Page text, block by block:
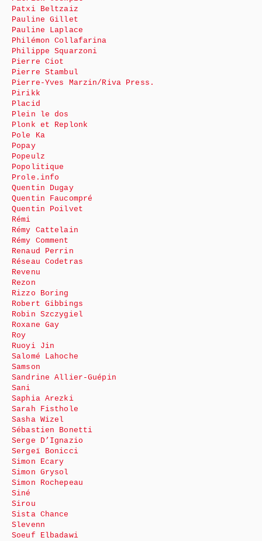
Patxi Beltzaiz
Pauline Gillet
Pauline Laplace
Philémon Collafarina
Philippe Squarzoni
Pierre Ciot
Pierre Stambul
Pierre-Yves Marzin/Riva Press.
Pirikk
Placid
Plein le dos
Plonk et Replonk
Pole Ka
Popay
Popeulz
Popolitique
Prole.info
Quentin Dugay
Quentin Faucompré
Quentin Poilvet
Rémi
Rémy Cattelain
Rémy Comment
Renaud Perrin
Réseau Codetras
Revenu
Rezon
Rizzo Boring
Robert Gibbings
Robin Szczygiel
Roxane Gay
Roy
Ruoyi Jin
Salomé Lahoche
Samson
Sandrine Allier-Guépin
Sani
Saphia Arezki
Sarah Fisthole
Sasha Wizel
Sébastien Bonetti
Serge D’Ignazio
Sergeï Bonicci
Simon Ecary
Simon Grysol
Simon Rochepeau
Siné
Sirou
Sista Chance
Slevenn
Soeuf Elbadawi